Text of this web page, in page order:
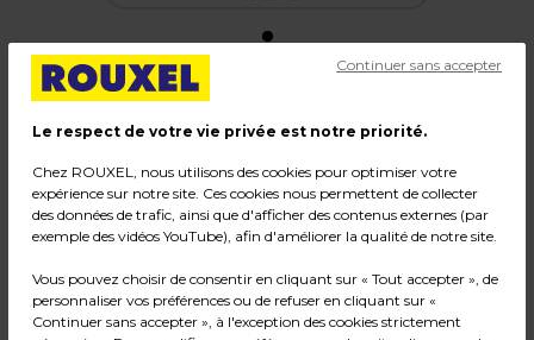
500 m polypropylène
Code :5338
Couleur : Bleu turquoise
Dimensions : 7 mm x 500 m
Poids : 0,30 kg
Le respect de votre vie privée est notre priorité.
Chez ROUXEL, nous utilisons des cookies pour optimiser votre
expérience sur notre site. Ces cookies nous permettent de collecter
des données de trafic, ainsi que d'afficher des contenus externes (par
exemple des vidéos YouTube), afin d'améliorer la qualité de notre site.
Vous pouvez choisir de consentir en cliquant sur « Tout accepter », de
personnaliser vos préférences ou de refuser en cliquant sur «
Continuer sans accepter », à l'exception des cookies strictement
Continuer sans accepter